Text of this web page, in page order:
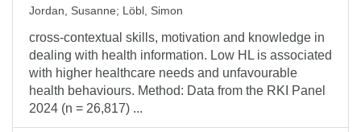
Jordan, Susanne; Löbl, Simon
cross-contextual skills, motivation and knowledge in
dealing with health information. Low HL is associated
with higher healthcare needs and unfavourable
health behaviours. Method: Data from the RKI Panel
2024 (n = 26,817) ...